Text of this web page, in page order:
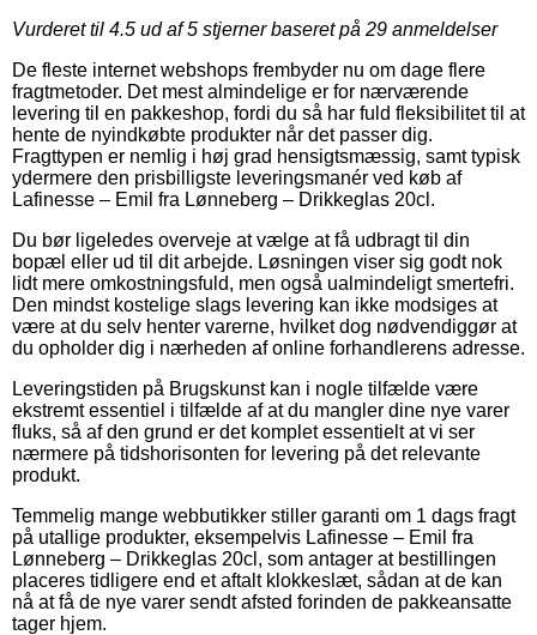
Vurderet til 4.5 ud af 5 stjerner baseret på 29 anmeldelser
De fleste internet webshops frembyder nu om dage flere
fragtmetoder. Det mest almindelige er for nærværende
levering til en pakkeshop, fordi du så har fuld fleksibilitet til at
hente de nyindkøbte produkter når det passer dig.
Fragttypen er nemlig i høj grad hensigtsmæssig, samt typisk
ydermere den prisbilligste leveringsmanér ved køb af
Lafinesse – Emil fra Lønneberg – Drikkeglas 20cl.
Du bør ligeledes overveje at vælge at få udbragt til din
bopæl eller ud til dit arbejde. Løsningen viser sig godt nok
lidt mere omkostningsfuld, men også ualmindeligt smertefri.
Den mindst kostelige slags levering kan ikke modsiges at
være at du selv henter varerne, hvilket dog nødvendiggør at
du opholder dig i nærheden af online forhandlerens adresse.
Leveringstiden på Brugskunst kan i nogle tilfælde være
ekstremt essentiel i tilfælde af at du mangler dine nye varer
fluks, så af den grund er det komplet essentielt at vi ser
nærmere på tidshorisonten for levering på det relevante
produkt.
Temmelig mange webbutikker stiller garanti om 1 dags fragt
på utallige produkter, eksempelvis Lafinesse – Emil fra
Lønneberg – Drikkeglas 20cl, som antager at bestillingen
placeres tidligere end et aftalt klokkeslæt, sådan at de kan
nå at få de nye varer sendt afsted forinden de pakkeansatte
tager hjem.